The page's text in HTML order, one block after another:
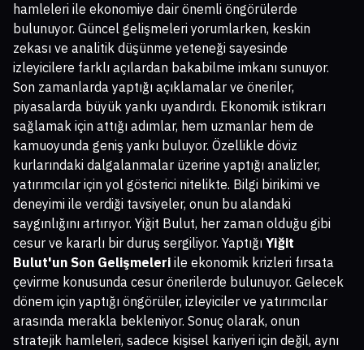
hamleleri ile ekonomiye dair önemli öngörülerde
bulunuyor. Güncel gelişmeleri yorumlarken, keskin
zekası ve analitik düşünme yeteneği sayesinde
izleyicilere farklı açılardan bakabilme imkanı sunuyor.
Son zamanlarda yaptığı açıklamalar ve öneriler,
piyasalarda büyük yankı uyandırdı. Ekonomik istikrarı
sağlamak için attığı adımlar, hem uzmanlar hem de
kamuoyunda geniş yankı buluyor. Özellikle döviz
kurlarındaki dalgalanmalar üzerine yaptığı analizler,
yatırımcılar için yol gösterici nitelikte. Bilgi birikimi ve
deneyimi ile verdiği tavsiyeler, onun bu alandaki
saygınlığını artırıyor. Yiğit Bulut, her zaman olduğu gibi
cesur ve kararlı bir duruş sergiliyor. Yaptığı Yiğit
Bulut'un Son Gelişmeleri ile ekonomik krizleri fırsata
çevirme konusunda cesur önerilerde bulunuyor. Gelecek
dönem için yaptığı öngörüler, izleyiciler ve yatırımcılar
arasında merakla bekleniyor. Sonuç olarak, onun
stratejik hamleleri, sadece kişisel kariyeri için değil, aynı